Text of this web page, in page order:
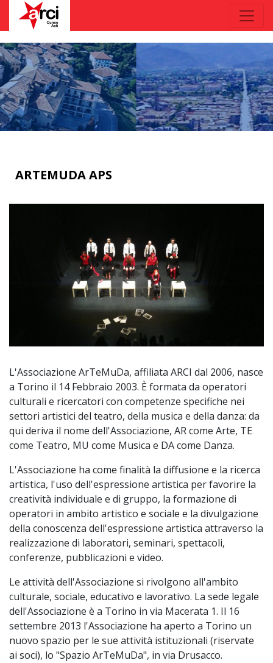
ARTEMUDA APS
L'Associazione ArTeMuDa, affiliata ARCI dal 2006, nasce
a Torino il 14 Febbraio 2003. È formata da operatori
culturali e ricercatori con competenze specifiche nei
settori artistici del teatro, della musica e della danza: da
qui deriva il nome dell'Associazione, AR come Arte, TE
come Teatro, MU come Musica e DA come Danza.
L'Associazione ha come finalità la diffusione e la ricerca
artistica, l'uso dell'espressione artistica per favorire la
creatività individuale e di gruppo, la formazione di
operatori in ambito artistico e sociale e la divulgazione
della conoscenza dell'espressione artistica attraverso la
realizzazione di laboratori, seminari, spettacoli,
conferenze, pubblicazioni e video.
Le attività dell'Associazione si rivolgono all'ambito
culturale, sociale, educativo e lavorativo. La sede legale
dell'Associazione è a Torino in via Macerata 1. Il 16
settembre 2013 l'Associazione ha aperto a Torino un
nuovo spazio per le sue attività istituzionali (riservate
ai soci), lo "Spazio ArTeMuDa", in via Drusacco.